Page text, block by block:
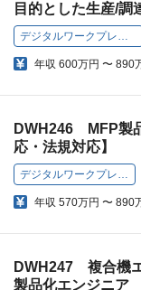
目的とした生産/調
デジタルワークプレイス
年収 600万円 〜 890
DWH246 MFP製
応・法規対応】
デジタルワークプレイス
年収 570万円 〜 890
DWH247 複合機
製品化エンジニア